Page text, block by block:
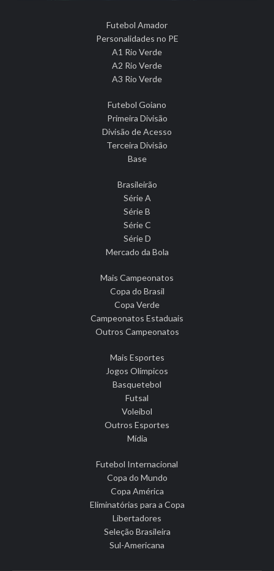
Futebol Amador
Personalidades no PE
A1 Rio Verde
A2 Rio Verde
A3 Rio Verde
Futebol Goiano
Primeira Divisão
Divisão de Acesso
Terceira Divisão
Base
Brasileirão
Série A
Série B
Série C
Série D
Mercado da Bola
Mais Campeonatos
Copa do Brasil
Copa Verde
Campeonatos Estaduais
Outros Campeonatos
Mais Esportes
Jogos Olímpicos
Basquetebol
Futsal
Voleibol
Outros Esportes
Mídia
Futebol Internacional
Copa do Mundo
Copa América
Eliminatórias para a Copa
Libertadores
Seleção Brasileira
Sul-Americana